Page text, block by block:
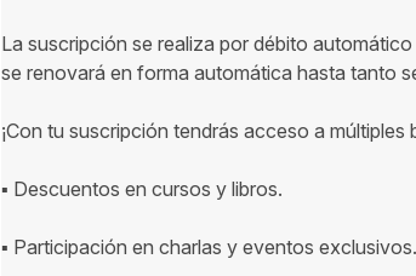
La suscripción se realiza por débito
se renovará en forma automática hasta tanto
¡Con tu suscripción tendrás acceso a múltiples
▪ Descuentos en cursos y libros.
▪ Participación en charlas y eventos exclusivos.